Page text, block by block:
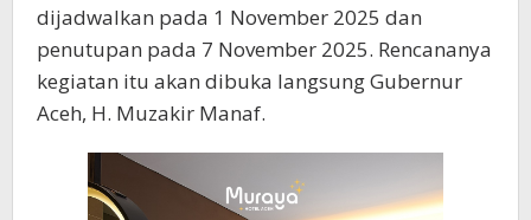
dijadwalkan pada 1 November 2025 dan
penutupan pada 7 November 2025. Rencananya
kegiatan itu akan dibuka langsung Gubernur
Aceh, H. Muzakir Manaf.